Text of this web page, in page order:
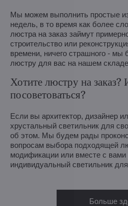
Мы можем выполнить простые
недель, в то время как более
люстра на заказ займут
строительство или
времени, ничего страшного -
люстру для вас на нашем
Хотите люстру на заказ?
посоветоваться?
Если вы архитектор, дизайнер
хрустальный светильник для
об этом. Мы будем рады
вопросам выбора подходящей
модификации или вместе с вами
индивидуальный светильник
Больше